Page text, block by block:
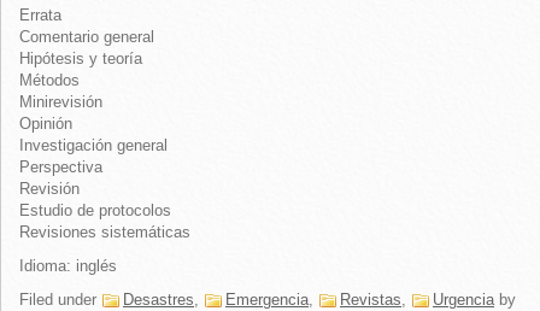
Errata
Comentario general
Hipótesis y teoría
Métodos
Minirevisión
Opinión
Investigación general
Perspectiva
Revisión
Estudio de protocolos
Revisiones sistemáticas
Idioma: inglés
Filed under
Desastres, Emergencia, Revistas, Urgenciaby